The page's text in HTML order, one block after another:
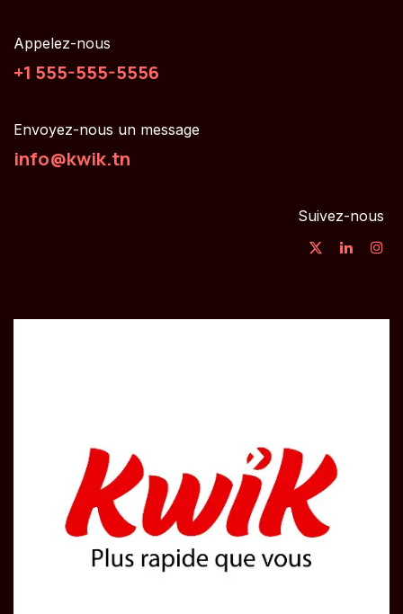
Appelez-nous
+1 555-555-5556
Envoyez-nous un message
info@kwik.tn
Suivez-nous